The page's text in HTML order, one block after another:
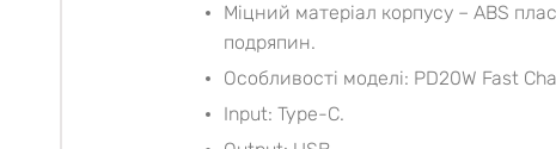
Міцний матеріал корпусу – ABS
подряпин.
Особливості моделі: PD20W Fast
Input: Type-C.